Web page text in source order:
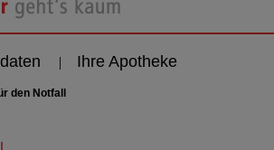
Ihre Apotheke
den Notfall